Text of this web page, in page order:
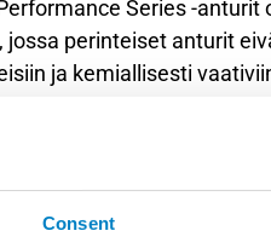
Consent
Series -anturit
perinteiset anturit
ja kemiallisesti
patentoitua Axial
ja erikoisvalmisteista
pH-
olemassa oleviin